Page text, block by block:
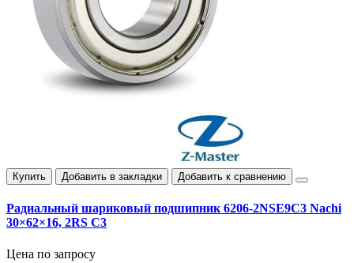
Купить Добавить в закладки Добавить к сравнению
Радиальный шариковый подшипник 6206-2NSE9C3 Nachi
30×62×16, 2RS C3
Цена по запросу